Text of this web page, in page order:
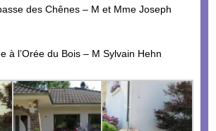
des Chênes – M et Mme Joseph
à l’Orée du Bois – M Sylvain Hehn